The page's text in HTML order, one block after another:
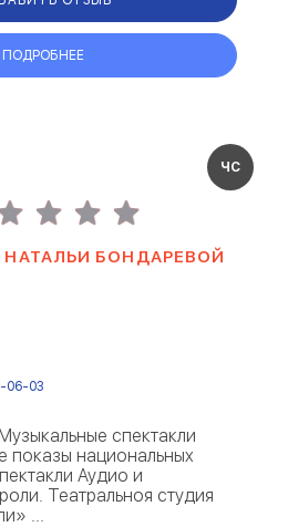
ПОДРОБНЕЕ
ЧС
НАТАЛЬИ БОНДАРЕВОЙ
06-03
спектакли
показы национальных
Аудио и
Театральноя студия
...